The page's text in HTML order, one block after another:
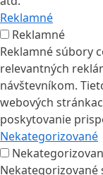
Reklamné
Reklamné
Reklamné súbory
relevantných
návštevníkom.
webových
poskytovanie
Nekategorizované
Nekategorizované